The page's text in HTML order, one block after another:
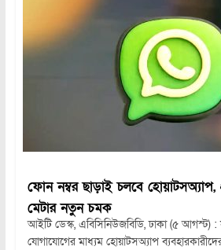
ফোন নম্বর ছাড়াই চলবে হোয়াটসঅ্যাপ,
মেটার নতুন চমক
আইটি ডেস্ক, এবিসিনিউজবিডি, ঢাকা (৫ আগস্ট) :
যোগাযোগের মাধ্যম হোয়াটসঅ্যাপ